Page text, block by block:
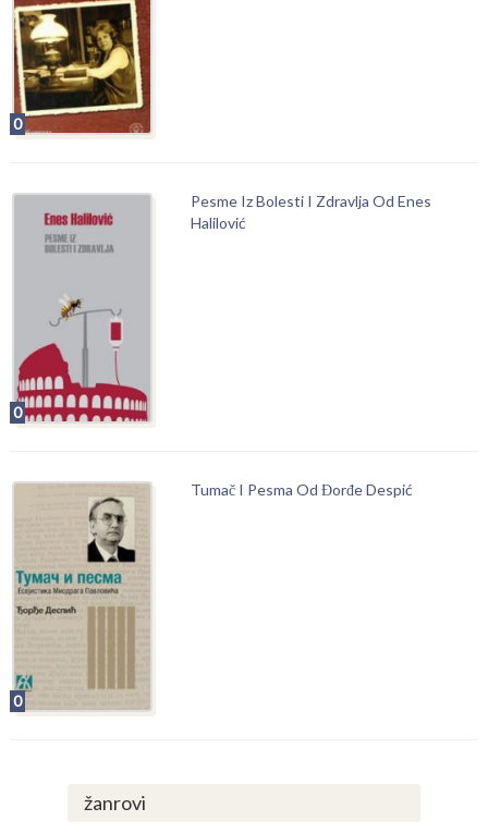
0
0
Pesme Iz Bolesti I Zdravlja Od Enes
Halilović
0
Tumač I Pesma Od Đorđe Despić
žanrovi